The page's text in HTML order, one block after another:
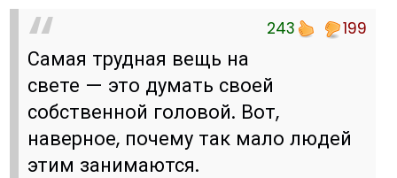
243 199
Самая трудная вещь на
свете — это думать своей
собственной головой. Вот,
наверное, почему так мало людей
этим занимаются.